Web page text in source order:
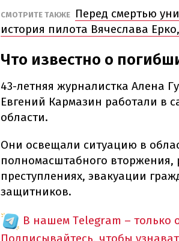
СМОТРИТЕ ТАКЖЕ
Перед смертью
история пилота Вячеслава
Что известно о
43-летняя журналистка Алена
Евгений Кармазин работали в
области.
Они освещали ситуацию в
полномасштабного вторжения,
преступлениях, эвакуации
защитников.
В нашем Telegram – только